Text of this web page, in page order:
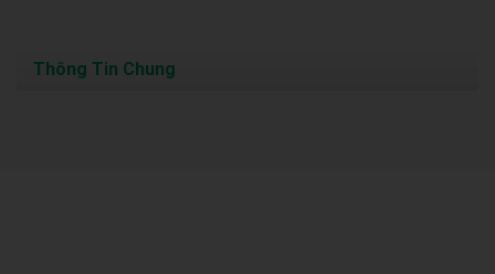
Thông Tin Chung